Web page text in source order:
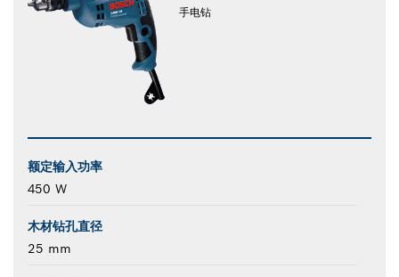
手电钻
额定输入功率
450 W
木材钻孔直径
25 mm